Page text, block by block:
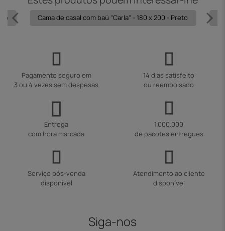
Cama de casal com baú "Carla" - 180 x 200 - Preto
Pagamento seguro em
3 ou 4 vezes sem despesas
14 dias satisfeito
ou reembolsado
Entrega
com hora marcada
1.000.000
de pacotes entregues
Serviço pós-venda
disponível
Atendimento ao cliente
disponível
Siga-nos